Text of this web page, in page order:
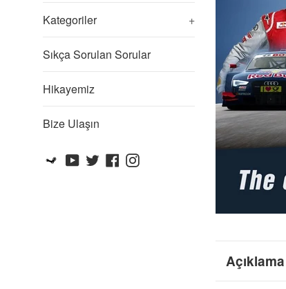
Kategoriler +
Sıkça Sorulan Sorular
Hikayemiz
Bize Ulaşın
SteamYouTube
TwitterFacebook
Instagram
Açıklama